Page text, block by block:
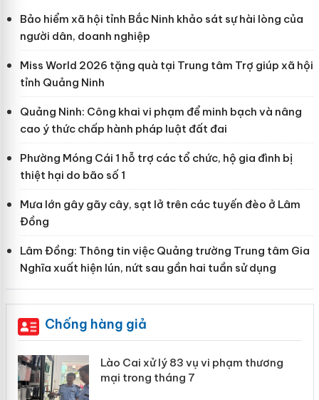
Bảo hiểm xã hội tỉnh Bắc Ninh khảo sát sự hài lòng của
người dân, doanh nghiệp
Miss World 2026 tặng quà tại Trung tâm Trợ giúp xã hội
tỉnh Quảng Ninh
Quảng Ninh: Công khai vi phạm để minh bạch và nâng
cao ý thức chấp hành pháp luật đất đai
Phường Móng Cái 1 hỗ trợ các tổ chức, hộ gia đình bị
thiệt hại do bão số 1
Mưa lớn gây gãy cây, sạt lở trên các tuyến đèo ở Lâm
Đồng
Lâm Đồng: Thông tin việc Quảng trường Trung tâm Gia
Nghĩa xuất hiện lún, nứt sau gần hai tuần sử dụng
Chống hàng giả
thương
Lào Cai: Khởi tố 2 chủ cơ sở
hơn 22 tấn gạo Séng Cù